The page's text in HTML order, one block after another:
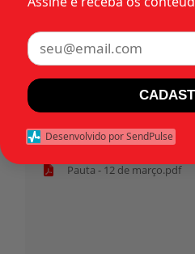
Tags:
Habeas corpus 31.788 -
Pauta - 12 de março.pdf
Desenvolvido por SendPulse